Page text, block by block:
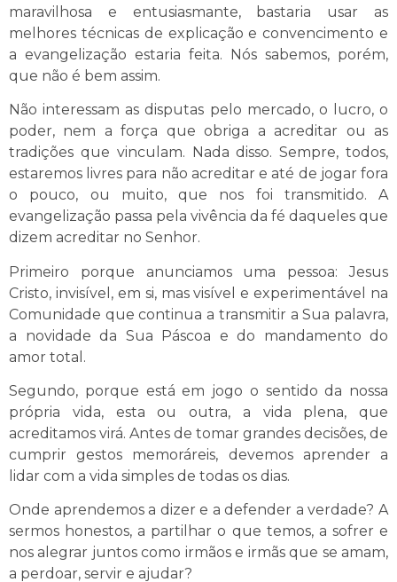
maravilhosa e entusiasmante, bastaria usar as
melhores técnicas de explicação e convencimento e
a evangelização estaria feita. Nós sabemos, porém,
que não é bem assim.
Não interessam as disputas pelo mercado, o lucro, o
poder, nem a força que obriga a acreditar ou as
tradições que vinculam. Nada disso. Sempre, todos,
estaremos livres para não acreditar e até de jogar fora
o pouco, ou muito, que nos foi transmitido. A
evangelização passa pela vivência da fé daqueles que
dizem acreditar no Senhor.
Primeiro porque anunciamos uma pessoa: Jesus
Cristo, invisível, em si, mas visível e experimentável na
Comunidade que continua a transmitir a Sua palavra,
a novidade da Sua Páscoa e do mandamento do
amor total.
Segundo, porque está em jogo o sentido da nossa
própria vida, esta ou outra, a vida plena, que
acreditamos virá. Antes de tomar grandes decisões, de
cumprir gestos memoráreis, devemos aprender a
lidar com a vida simples de todas os dias.
Onde aprendemos a dizer e a defender a verdade? A
sermos honestos, a partilhar o que temos, a sofrer e
nos alegrar juntos como irmãos e irmãs que se amam,
a perdoar, servir e ajudar?